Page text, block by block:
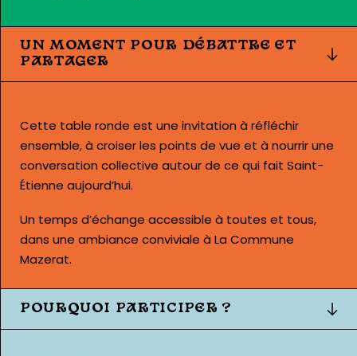
UN MOMENT POUR DÉBATTRE ET
PARTAGER
Cette table ronde est une invitation à réfléchir
ensemble, à croiser les points de vue et à nourrir une
conversation collective autour de ce qui fait Saint-
Étienne aujourd’hui.
Un temps d’échange accessible à toutes et tous,
dans une ambiance conviviale à La Commune
Mazerat.
POURQUOI PARTICIPER ?